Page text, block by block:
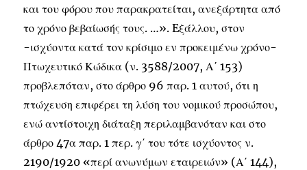
και του φόρου που παρακρατείται, ανεξάρτητα από
το χρόνο βεβαίωσής τους. …». Eξάλλου, στον
-ισχύοντα κατά τον κρίσιμο εν προκειμένω χρόνο-
Πτωχευτικό Κώδικα (ν. 3588/2007, Α΄ 153)
προβλεπόταν, στο άρθρο 96 παρ. 1 αυτού, ότι η
πτώχευση επιφέρει τη λύση του νομικού προσώπου,
ενώ αντίστοιχη διάταξη περιλαμβανόταν και στο
άρθρο 47α παρ. 1 περ. γ΄ του τότε ισχύοντος ν.
2190/1920 «περί ανωνύμων εταιρειών» (Α΄ 144),